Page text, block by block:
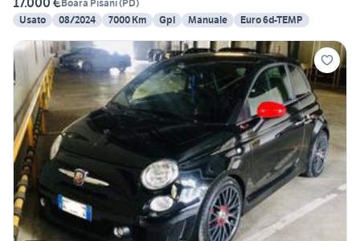
Boara Pisani(PD)
Usato
08/2024 7000 Km Gpl Manuale Euro 6d-TEMP